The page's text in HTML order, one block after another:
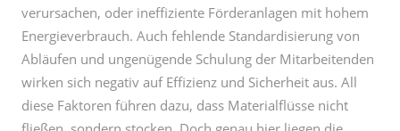
wirken sich negativ auf Effizienz und Sicherheit aus. All
diese Faktoren führen dazu, dass Materialflüsse nicht
fließen, sondern stocken. Doch genau hier liegen die
größten Optimierungspotenziale.